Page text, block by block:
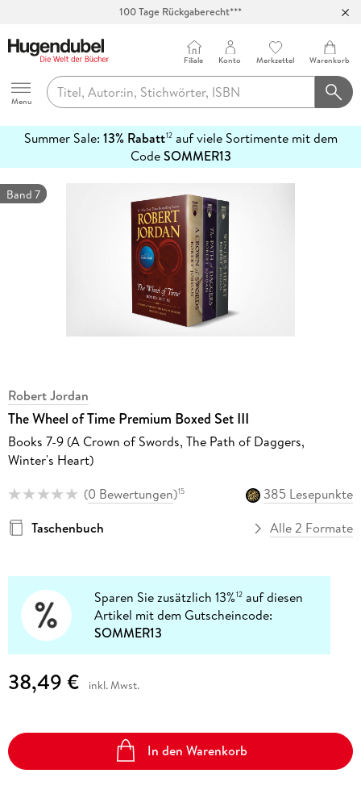
100 Tage Rückgaberecht***
Hugendubel
Menu
Filiale Konto Merkzettel Warenkorb
Summer Sale: 13% Rabatt12auf viele Sortimente mit dem
CodeSOMMER13
erfahren
Band 7
Robert Jordan
The Wheel of Time Premium Boxed Set III
Books 7-9 (A Crown of Swords, The Path of Daggers,
Winter's Heart)
(0 Bewertungen)15
385 Lesepunkte
Taschenbuch
Alle 2 Formate
Sparen Sie zusätzlich 13%12 auf diesen
Artikel mit dem Gutscheincode:
SOMMER13
38,49 € inkl. Mwst.
In den Warenkorb